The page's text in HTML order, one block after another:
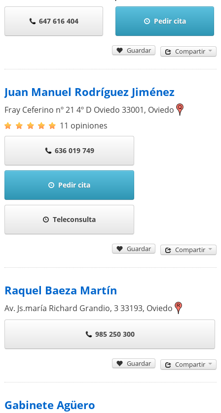
647 616 404 Pedir cita
Guardar Compartir
Juan Manuel Rodríguez Jiménez
Fray Ceferino nº 21 4º D Oviedo 33001, Oviedo
11 opiniones
636 019 749
Pedir cita
Teleconsulta
Guardar Compartir
Raquel Baeza Martín
Av. Js.maría Richard Grandio, 333193, Oviedo
985 250 300
Guardar Compartir
Gabinete Agüero